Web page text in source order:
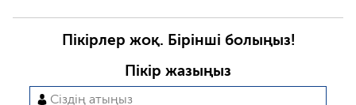
Пікірлер жоқ. Бірінші болыңыз!
Пікір жазыңыз